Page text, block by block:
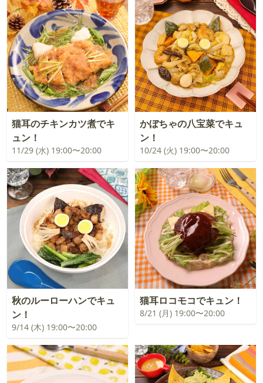
猫耳のチキンカツ煮でキ
ュン！
11/29 (水) 19:00〜20:00
かぼちゃの八宝菜でキュ
ン！
10/24 (火) 19:00〜20:00
秋のルーローハンでキュ
ン！
9/14 (木) 19:00〜20:00
猫耳ロコモコでキュン！
8/21 (月) 19:00〜20:00